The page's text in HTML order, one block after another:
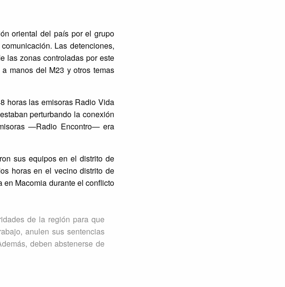
oriental del país por el grupo
Las detenciones,
las zonas controladas por este
manos del M23 y otros temas
horas las emisoras Radio Vida
perturbando la conexión
—Radio Encontro— era
sus equipos en el distrito de
horas en el vecino distrito de
en Macomia durante el conflicto
de la región para que
anulen sus sentencias
deben abstenerse de